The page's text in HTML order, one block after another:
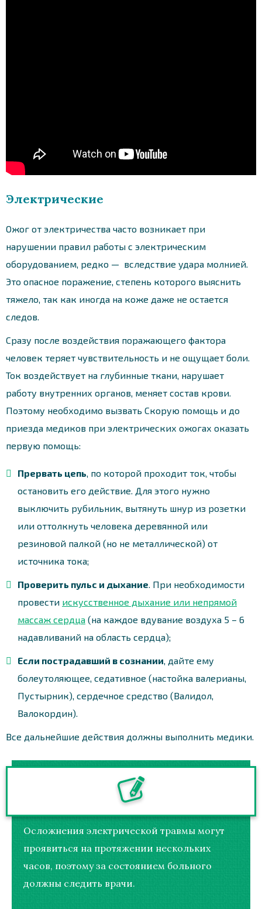
Электрические
Ожог от электричества часто возникает при
нарушении правил работы с электрическим
оборудованием, редко — вследствие удара молнией.
Это опасное поражение, степень которого выяснить
тяжело, так как иногда на коже даже не остается
следов.
Сразу после воздействия поражающего фактора
человек теряет чувствительность и не ощущает боли.
Ток воздействует на глубинные ткани, нарушает
работу внутренних органов, меняет состав крови.
Поэтому необходимо вызвать Скорую помощь и до
приезда медиков при электрических ожогах оказать
первую помощь:
Прервать цепь, по которой проходит ток, чтобы
остановить его действие. Для этого нужно
выключить рубильник, вытянуть шнур из розетки
или оттолкнуть человека деревянной или
резиновой палкой (но не металлической) от
источника тока;
Проверить пульс и дыхание. При необходимости
провести искусственное дыхание или непрямой
массаж сердца (на каждое вдувание воздуха 5 – 6
надавливаний на область сердца);
Если пострадавший в сознании, дайте ему
болеутоляющее, седативное (настойка валерианы,
Пустырник), сердечное средство (Валидол,
Валокордин).
Все дальнейшие действия должны выполнить медики.
Осложнения электрической травмы могут
проявиться на протяжении нескольких
часов, поэтому за состоянием больного
должны следить врачи.